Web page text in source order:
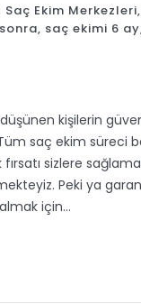
Saç Ekim Merkezleri,
, saç ekimi 6 ay
kişilerin
saç ekim süreci
sizlere
Peki ya
için…